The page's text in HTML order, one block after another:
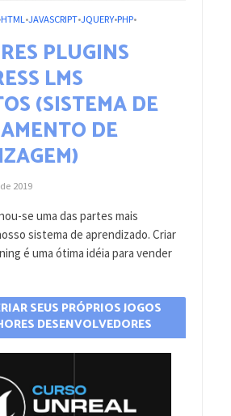
HTML •JAVASCRIPT•JQUERY•PHP•
PLUGINS
LMS
(SISTEMA DE
DE
2019
se uma das partes mais
sistema de aprendizado. Criar
é uma ótima idéia para vender
SEUS PRÓPRIOS JOGOS
DESENVOLVEDORES